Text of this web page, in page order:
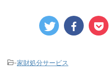
-家財処分サービス